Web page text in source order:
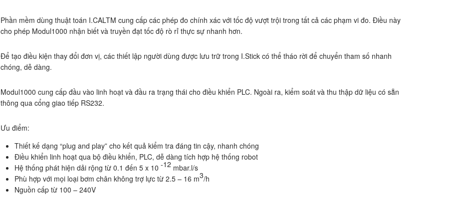
Phần mềm dùng thuật toán I.CALTM cung cấp các phép đo chính xác với tốc độ vượt trội trong tất cả các phạm vi đo. Điều này
cho phép Modul1000 nhận biết và truyền đạt tốc độ rò rỉ thực sự nhanh hơn.
Để tạo điều kiện thay đổi đơn vị, các thiết lập người dùng được lưu trữ trong I.Stick có thể tháo rời để chuyển tham số nhanh
chóng, dễ dàng.
Modul1000 cung cấp đầu vào linh hoạt và đầu ra trạng thái cho điều khiển PLC. Ngoài ra, kiểm soát và thu thập dữ liệu có sẵn
thông qua cổng giao tiếp RS232.
Ưu điểm:
Thiết kế dạng “plug and play” cho kết quả kiểm tra đáng tin cậy, nhanh chóng
Điều khiển linh hoạt qua bộ điều khiển, PLC, dễ dàng tích hợp hệ thống robot
Hệ thống phát hiện dải rộng từ 0.1 đến 5 x 10 -12 mbar.l/s
Phù hợp với mọi loại bơm chân không trợ lực từ 2.5 – 16 m3/h
Nguồn cấp từ 100 – 240V